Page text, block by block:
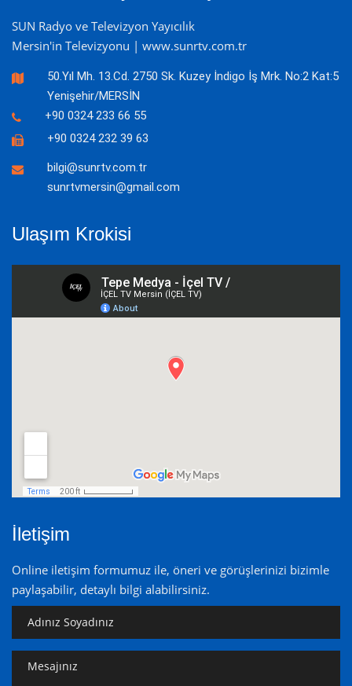
SUN Radyo ve Televizyon Yayıcılık
Mersin'in Televizyonu | www.sunrtv.com.tr
50.Yıl Mh. 13.Cd. 2750 Sk. Kuzey İndigo İş Mrk. No:2 Kat:5
Yenişehir/MERSİN
+90 0324 233 66 55
+90 0324 232 39 63
bilgi@sunrtv.com.tr
sunrtvmersin@gmail.com
Ulaşım Krokisi
İletişim
Online iletişim formumuz ile, öneri ve görüşlerinizi bizimle
paylaşabilir, detaylı bilgi alabilirsiniz.